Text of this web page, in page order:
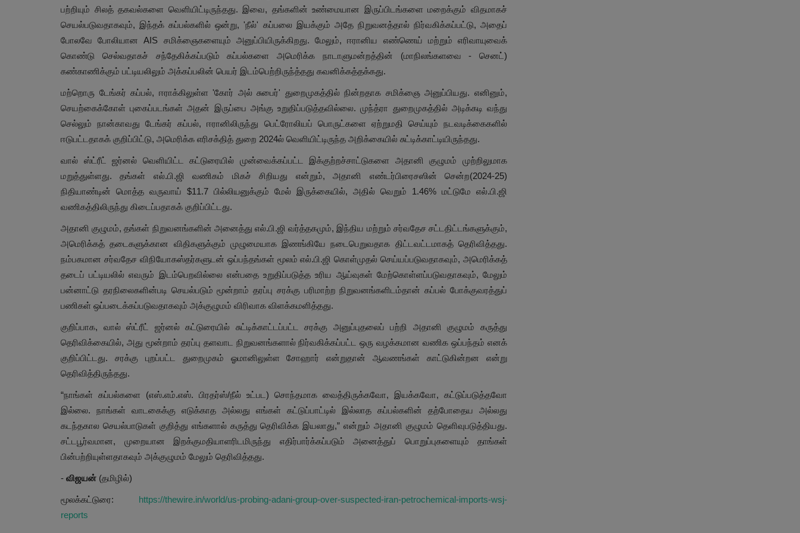
பற்றியும் சிலத் தகவல்களை வெளியிட்டிருந்தது. இவை, தங்களின் உண்மையான இருப்பிடங்களை மறைக்கும் விதமாகச்
செயல்படுவதாகவும், இந்தக் கப்பல்களில் ஒன்று, 'நீல்' கப்பலை இயக்கும் அதே நிறுவனத்தால் நிர்வகிக்கப்பட்டு, அதைப்
போலவே போலியான AIS சமிக்ஞைகளையும் அனுப்பியிருக்கிறது. மேலும், ஈரானிய எண்ணெய் மற்றும் எரிவாயுவைக்
கொண்டு செல்வதாகச் சந்தேகிக்கப்படும் கப்பல்களை அமெரிக்க நாடாளுமன்றத்தின் (மாநிலங்களவை - செனட்)
கண்காணிக்கும் பட்டியலிலும் அக்கப்பலின் பெயர் இடம்பெற்றிருந்த்தது கவனிக்கத்தக்கது.
மற்றொரு டேங்கர் கப்பல், ஈராக்கிலுள்ள 'கோர் அல் சுபைர்' துறைமுகத்தில் நின்றதாக சமிக்ஞை அனுப்பியது. எனினும்,
செயற்கைக்கோள் புகைப்படங்கள் அதன் இருப்பை அங்கு உறுதிப்படுத்தவில்லை. முந்த்ரா துறைமுகத்தில் அடிக்கடி வந்து
செல்லும் நான்காவது டேங்கர் கப்பல், ஈரானிலிருந்து பெட்ரோலியப் பொருட்களை ஏற்றுமதி செய்யும் நடவடிக்கைகளில்
ஈடுபட்டதாகக் குறிப்பிட்டு, அமெரிக்க எரிசக்தித் துறை 2024ல் வெளியிட்டிருந்த அறிக்கையில் சுட்டிக்காட்டியிருந்தது.
வால் ஸ்ட்ரீட் ஜர்னல் வெளியிட்ட கட்டுரையில் முன்வைக்கப்பட்ட இக்குற்றச்சாட்டுகளை அதானி குழுமம் முற்றிலுமாக
மறுத்துள்ளது. தங்கள் எல்.பி.ஜி வணிகம் மிகச் சிறியது என்றும், அதானி எண்டர்பிரைசஸின் சென்ற(2024-25)
நிதியாண்டின் மொத்த வருவாய் $11.7 பில்லியனுக்கும் மேல் இருக்கையில், அதில் வெறும் 1.46% மட்டுமே எல்.பி.ஜி
வணிகத்திலிருந்து கிடைப்பதாகக் குறிப்பிட்டது.
அதானி குழுமம், தங்கள் நிறுவனங்களின் அனைத்து எல்.பி.ஜி வர்த்தகமும், இந்திய மற்றும் சர்வதேச சட்டதிட்டங்களுக்கும்,
அமெரிக்கத் தடைகளுக்கான விதிகளுக்கும் முழுமையாக இணங்கியே நடைபெறுவதாக திட்டவட்டமாகத் தெரிவித்தது.
நம்பகமான சர்வதேச விநியோகஸ்தர்களுடன் ஒப்பந்தங்கள் மூலம் எல்.பி.ஜி கொள்முதல் செய்யப்படுவதாகவும், அமெரிக்கத்
தடைப் பட்டியலில் எவரும் இடம்பெறவில்லை என்பதை உறுதிப்படுத்த உரிய ஆய்வுகள் மேற்கொள்ளப்படுவதாகவும், மேலும்
பன்னாட்டு தரநிலைகளின்படி செயல்படும் மூன்றாம் தரப்பு சரக்கு பரிமாற்ற நிறுவனங்களிடம்தான் கப்பல் போக்குவரத்துப்
பணிகள் ஒப்படைக்கப்படுவதாகவும் அக்குழுமம் விரிவாக விளக்கமளித்தது.
குறிப்பாக, வால் ஸ்ட்ரீட் ஜர்னல் கட்டுரையில் சுட்டிக்காட்டப்பட்ட சரக்கு அனுப்புதலைப் பற்றி அதானி குழுமம் கருத்து
தெரிவிக்கையில், அது மூன்றாம் தரப்பு தளவாட நிறுவனங்களால் நிர்வகிக்கப்பட்ட ஒரு வழக்கமான வணிக ஒப்பந்தம் எனக்
குறிப்பிட்டது. சரக்கு புறப்பட்ட துறைமுகம் ஓமானிலுள்ள சோஹார் என்றுதான் ஆவணங்கள் காட்டுகின்றன என்று
தெரிவித்திருந்தது.
“நாங்கள் கப்பல்களை (எஸ்.எம்.எஸ். பிரதர்ஸ்/நீல் உட்பட) சொந்தமாக வைத்திருக்கவோ, இயக்கவோ, கட்டுப்படுத்தவோ
இல்லை. நாங்கள் வாடகைக்கு எடுக்காத அல்லது எங்கள் கட்டுப்பாட்டில் இல்லாத கப்பல்களின் தற்போதைய அல்லது
கடந்தகால செயல்பாடுகள் குறித்து எங்களால் கருத்து தெரிவிக்க இயலாது,” என்றும் அதானி குழுமம் தெளிவுபடுத்தியது.
சட்டபூர்வமான, முறையான இறக்குமதியாளரிடமிருந்து எதிர்பார்க்கப்படும் அனைத்துப் பொறுப்புகளையும் தாங்கள்
பின்பற்றியுள்ளதாகவும் அக்குழுமம் மேலும் தெரிவித்தது.
- விஜயன் (தமிழில்)
மூலக்கட்டுரை: https://thewire.in/world/us-probing-adani-group-over-suspected-iran-petrochemical-imports-wsj-
reports